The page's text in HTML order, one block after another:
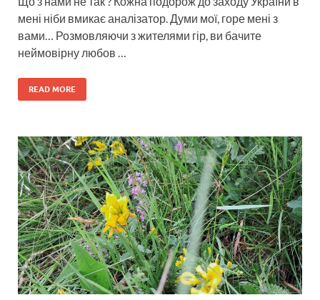
мені ніби вмикає аналізатор. Думи мої, горе мені з
вами… Розмовляючи з жителями гір, ви бачите
неймовірну любов …
READ MORE